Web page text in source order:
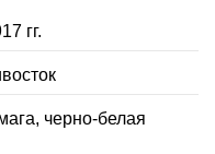
гг.
черно-белая